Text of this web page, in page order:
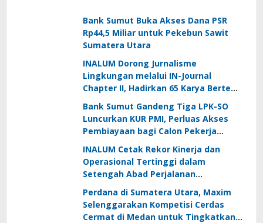
Bank Sumut Buka Akses Dana PSR
Rp44,5 Miliar untuk Pekebun Sawit
Sumatera Utara
INALUM Dorong Jurnalisme
Lingkungan melalui IN-Journal
Chapter II, Hadirkan 65 Karya Bertema
Bank Sumut Gandeng Tiga LPK-SO
Luncurkan KUR PMI, Perluas Akses
Pembiayaan bagi Calon Pekerja
INALUM Cetak Rekor Kinerja dan
Operasional Tertinggi dalam
Setengah Abad Perjalanan
Perdana di Sumatera Utara, Maxim
Selenggarakan Kompetisi Cerdas
Cermat di Medan untuk Tingkatkan